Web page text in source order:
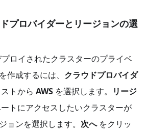
プロバイダーとリージョンの選
ロイされたクラスターのプライベ
作成するには、 クラウドプロバイダ
トから AWS を選択します。
リージ
トにアクセスしたいクラスターが
ョンを選択します。 次へをクリッ